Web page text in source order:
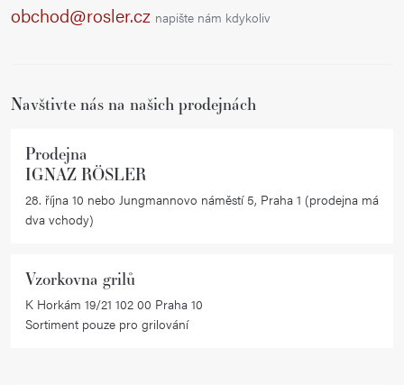
c
r
u
obchod@rosler.cz napište nám kdykoliv
Navštivte nás na našich prodejnách
Prodejna
IGNAZ RÖSLER
28. října 10 nebo Jungmannovo náměstí 5, Praha 1 (prodejna má
dva vchody)
Vzorkovna grilů
K Horkám 19/21 102 00 Praha 10
Sortiment pouze pro grilování